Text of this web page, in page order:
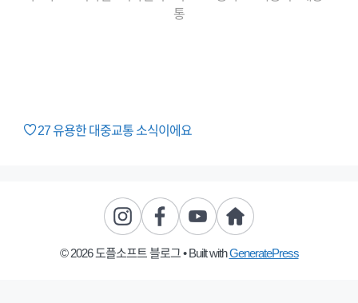
통
27유용한 대중교통 소식이에요
© 2026 도플소프트 블로그• Built withGeneratePress